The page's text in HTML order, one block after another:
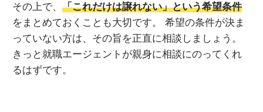
その上で、 「これだけは譲れない」という希望条件
をまとめておくことも大切です。 希望の条件が決ま
っていない方は、その旨を正直に相談しましょう。
きっと就職エージェントが親身に相談にのってくれ
るはずです。